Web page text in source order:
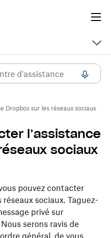
Dropbox sur les réseaux sociaux
l’assistance
sociaux
pouvez contacter
réseaux sociaux. Taguez-
privé sur
Nous serons ravis de
général, de vous